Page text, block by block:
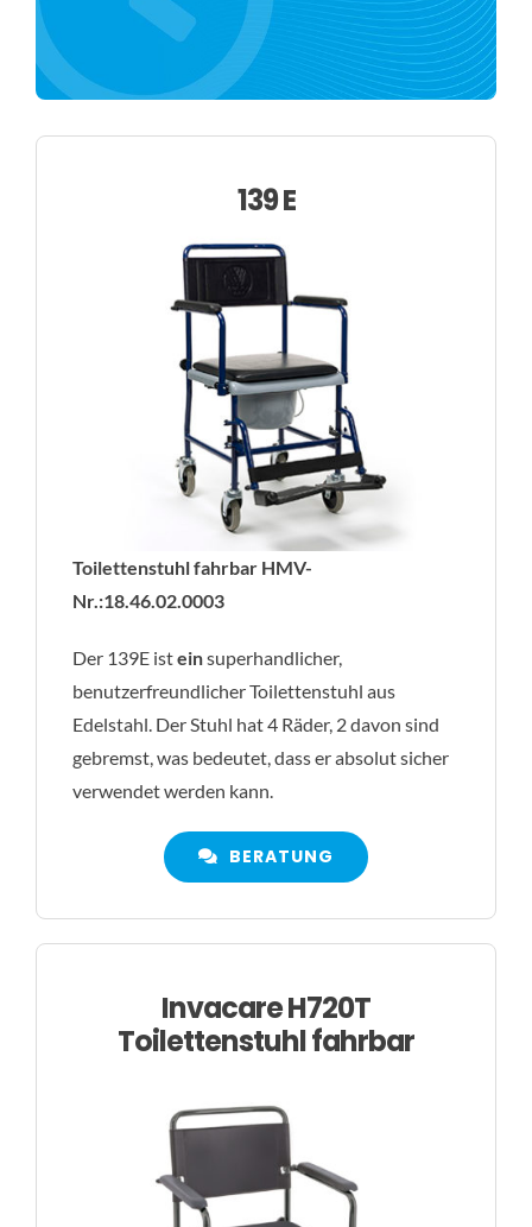
Über uns
139 E
Toilettenstuhl fahrbar HMV-
Nr.:18.46.02.0003
Der 139E isteinsuperhandlicher,
benutzerfreundlicher Toilettenstuhl aus
Edelstahl. Der Stuhl hat 4 Räder, 2 davon sind
gebremst, was bedeutet, dass er absolut sicher
verwendet werden kann.
BERATUNG
Invacare H720T
Toilettenstuhl fahrbar